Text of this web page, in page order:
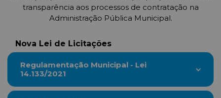
transparência aos processos de contratação na
Administração Pública Municipal.
Nova Lei de Licitações
Regulamentação Municipal - Lei
14.133/2021